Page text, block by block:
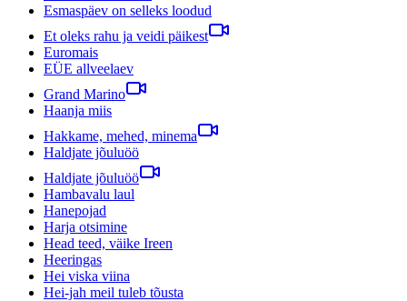
Esmaspäev on selleks loodud
Et oleks rahu ja veidi päikest
Euromais
EÜE allveelaev
Grand Marino
Haanja miis
Hakkame, mehed, minema
Haldjate jõuluöö
Haldjate jõuluöö
Hambavalu laul
Hanepojad
Harja otsimine
Head teed, väike Ireen
Heeringas
Hei viska viina
Hei-jah meil tuleb tõusta